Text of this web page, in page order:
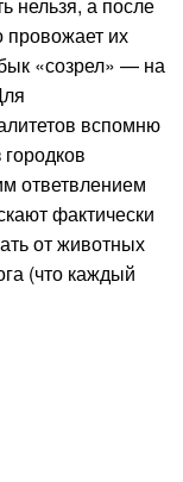
нельзя, а после
их
«созрел» — на
вспомню
ответвлением
фактически
от животных
(что каждый